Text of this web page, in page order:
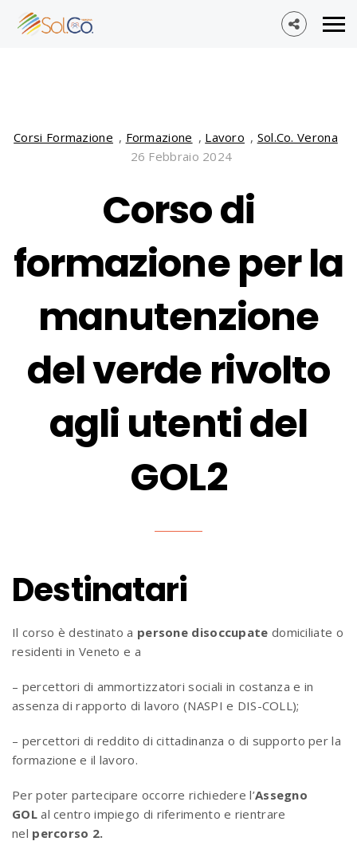
Corsi Formazione , Formazione , Lavoro , Sol.Co. Verona
26 Febbraio 2024
Corso di
formazione per la
manutenzione
del verde rivolto
agli utenti del
GOL2
Destinatari
Il corso è destinato a persone disoccupate domiciliate o
residenti in Veneto e a
– percettori di ammortizzatori sociali in costanza e in
assenza di rapporto di lavoro (NASPI e DIS-COLL);
– percettori di reddito di cittadinanza o di supporto per la
formazione e il lavoro.
Per poter partecipare occorre richiedere l’Assegno
GOLal centro impiego di riferimento e rientrare
nel percorso 2.